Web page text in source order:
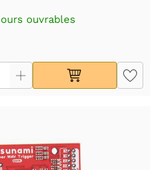
ouvrables